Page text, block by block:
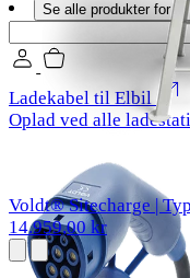
Se alle produkter for ""
Ladekabel til Elbil
Oplad ved alle
Voldt® Sitecharge |
14.959,00 kr